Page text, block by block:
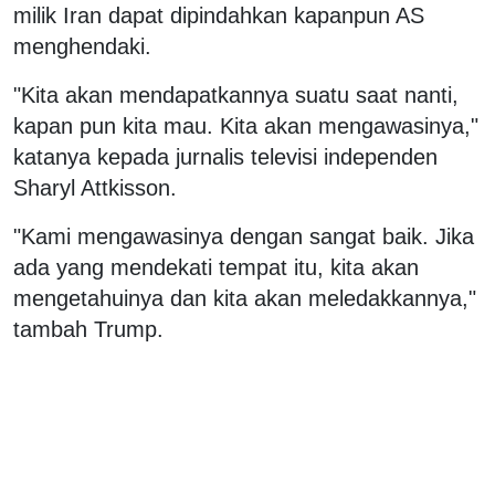
milik Iran dapat dipindahkan kapanpun AS
menghendaki.
"Kita akan mendapatkannya suatu saat nanti,
kapan pun kita mau. Kita akan mengawasinya,"
katanya kepada jurnalis televisi independen
Sharyl Attkisson.
"Kami mengawasinya dengan sangat baik. Jika
ada yang mendekati tempat itu, kita akan
mengetahuinya dan kita akan meledakkannya,"
tambah Trump.